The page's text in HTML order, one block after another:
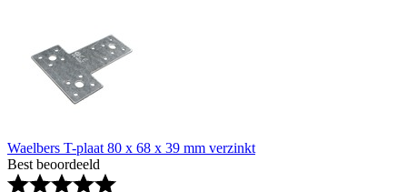
Waelbers T-plaat 80 x 68 x 39 mm verzinkt
Best beoordeeld